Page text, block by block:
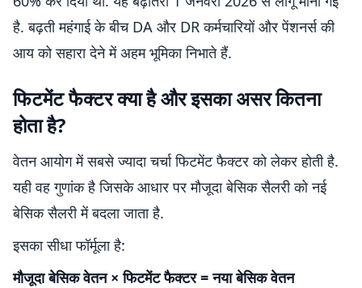
है. बढ़ती महंगाई के बीच DA और DR कर्मचारियों और पेंशनर्स की
आय को सहारा देने में अहम भूमिका निभाते हैं.
फिटमेंट फैक्टर क्या है और इसका असर कितना
होता है?
वेतन आयोग में सबसे ज्यादा चर्चा फिटमेंट फैक्टर को लेकर होती है.
यही वह गुणांक है जिसके आधार पर मौजूदा बेसिक सैलरी को नई
बेसिक सैलरी में बदला जाता है.
इसका सीधा फॉर्मूला है:
मौजूदा बेसिक वेतन ×फिटमेंट फैक्टर= नया बेसिक वेतन